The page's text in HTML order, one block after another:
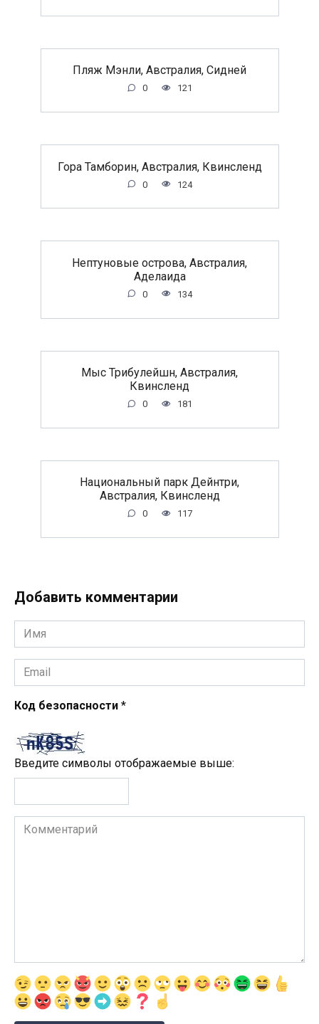
Пляж Мэнли, Австралия, Сидней
0 121
Гора Тамборин, Австралия, Квинсленд
0 124
Нептуновые острова, Австралия,
Аделаида
0 134
Мыс Трибулейшн, Австралия,
Квинсленд
0 181
Национальный парк Дейнтри,
Австралия, Квинсленд
0 117
Добавить комментарии
Имя
*
Email
*
Код безопасности *
Введите символы отображаемые выше:
Комментарий